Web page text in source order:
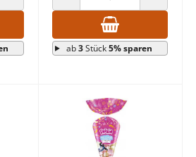
ANZAHL ERHÖHENANZAHL VERRINGERN ANZAHL
ab3Stück5% sparen